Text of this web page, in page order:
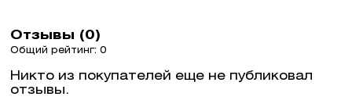
Отзывы (0)
Общий рейтинг: 0
Никто из покупателей еще не публиковал
отзывы.